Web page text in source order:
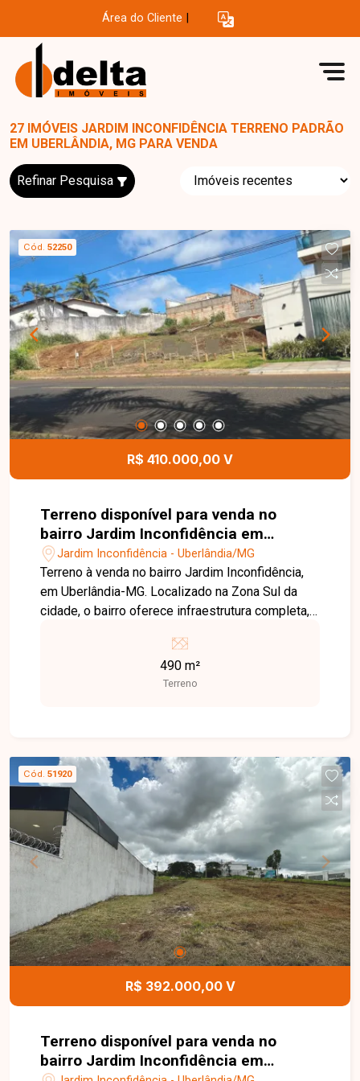
Área do Cliente
27 IMÓVEIS JARDIM INCONFIDÊNCIA TERRENO PADRÃO
EM UBERLÂNDIA, MG PARA VENDA
Refinar Pesquisa
Cód. 52250
R$ 410.000,00 V
Terreno disponível para venda no
bairro Jardim Inconfidência em
Uberlândia-MG
Jardim Inconfidência - Uberlândia/MG
Terreno à venda no bairro Jardim Inconfidência,
em Uberlândia-MG. Localizado na Zona Sul da
cidade, o bairro oferece infraestrutura completa,
eficiente e coleta de lixo regular. Além disso,
conta com escolas, unidades de saúde, comércio
variado e áreas verdes, proporcionando
regiões. Ideal para você que busca um local com
ótima valorização. Disponibilidade e valores
sujeitos a alteração.
490 m²
Terreno
Cód. 51920
R$ 392.000,00 V
Terreno disponível para venda no
bairro Jardim Inconfidência em